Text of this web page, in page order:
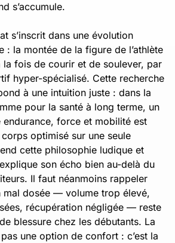
s’accumule.
s’inscrit dans une évolution
: la montée de la figure de l’athlète
fois de courir et de soulever, par
hyper-spécialisé. Cette recherche
à une intuition juste : dans la
pour la santé à long terme, un
force et mobilité est
corps optimisé sur une seule
cette philosophie ludique et
son écho bien au-delà du
Il faut néanmoins rappeler
mal dosée — volume trop élevé,
récupération négligée — reste
blessure chez les débutants. La
une option de confort : c’est la